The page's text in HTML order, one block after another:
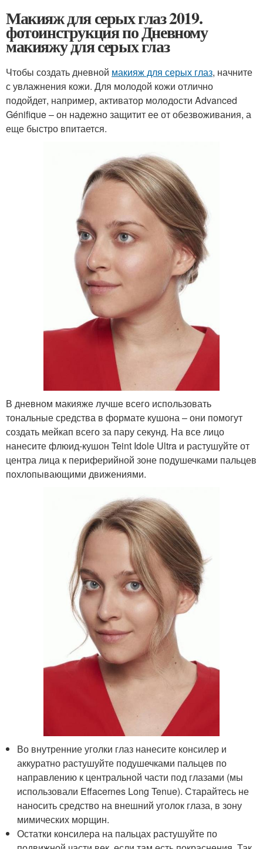
Макияж для серых глаз 2019.
фотоинструкция по Дневному
макияжу для серых глаз
Чтобы создать дневной макияж для серых глаз, начните
с увлажнения кожи. Для молодой кожи отлично
подойдет, например, активатор молодости Advanced
Génifique – он надежно защитит ее от обезвоживания, а
еще быстро впитается.
В дневном макияже лучше всего использовать
тональные средства в формате кушона – они помогут
создать мейкап всего за пару секунд. На все лицо
нанесите флюид-кушон Teint Idole Ultra и растушуйте от
центра лица к периферийной зоне подушечками пальцев
похлопывающими движениями.
Во внутренние уголки глаз нанесите консилер и
аккуратно растушуйте подушечками пальцев по
направлению к центральной части под глазами (мы
использовали Effacernes Long Tenue). Старайтесь не
наносить средство на внешний уголок глаза, в зону
мимических морщин.
Остатки консилера на пальцах растушуйте по